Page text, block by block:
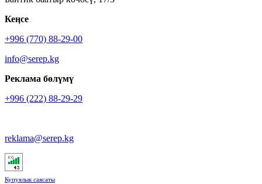
Кеӊсе
+996 (770) 88-29-00
info@serep.kg
Реклама бөлүмү
+996 (222) 88-29-29
reklama@serep.kg
Купуялык саясаты